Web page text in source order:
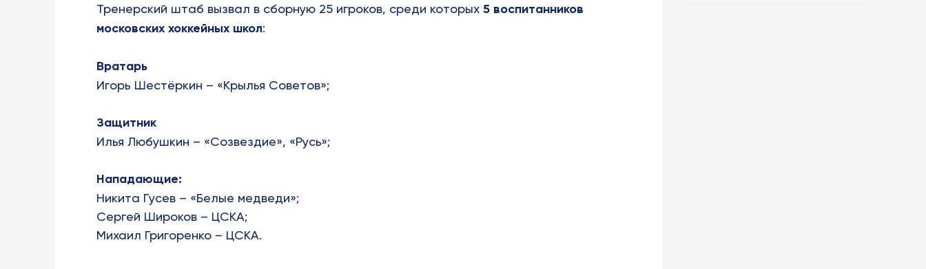
Тренерский штаб вызвал в сборную 25 игроков, среди которых 5 воспитанников
московских хоккейных школ:
Вратарь
Игорь Шестёркин – «Крылья Советов»;
Защитник
Илья Любушкин – «Созвездие», «Русь»;
Нападающие:
Никита Гусев – «Белые медведи»;
Сергей Широков – ЦСКА;
Михаил Григоренко – ЦСКА.